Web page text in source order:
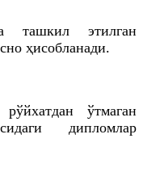
ташкил этилган
ҳисобланади.
ўтмаган
дипломлар